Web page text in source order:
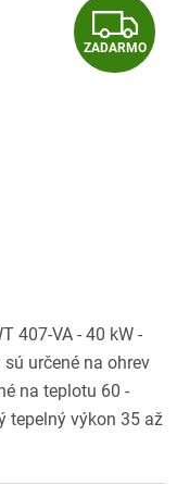
Z
A
ZADARMO
407-VA - 40 kW -
určené na ohrev
na teplotu 60 -
tepelný výkon 35 až